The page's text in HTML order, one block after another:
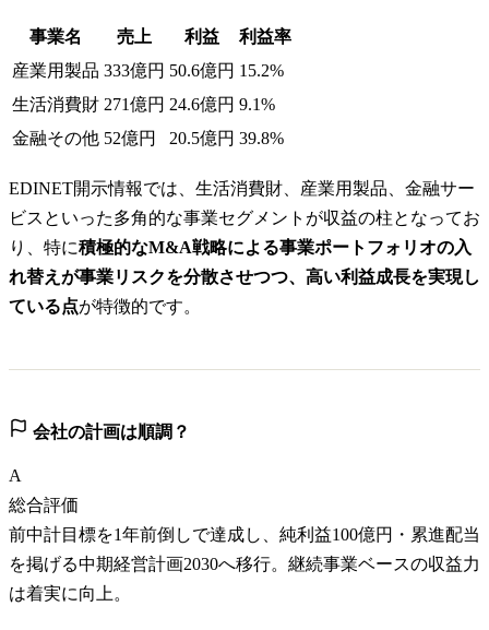
事業名 売上 利益
利益率
産業用製品 333億円 50.6億円 15.2%
生活消費財 271億円 24.6億円 9.1%
金融その他 52億円 20.5億円 39.8%
EDINET開示情報では、生活消費財、産業用製品、金融サー
ビスといった多角的な事業セグメントが収益の柱となってお
り、特に積極的なM&A戦略による事業ポートフォリオの入
れ替えが事業リスクを分散させつつ、高い利益成長を実現し
ている点が特徴的です。
会社の計画は順調？
A
総合評価
前中計目標を1年前倒しで達成し、純利益100億円・累進配当
を掲げる中期経営計画2030へ移行。継続事業ベースの収益力
は着実に向上。